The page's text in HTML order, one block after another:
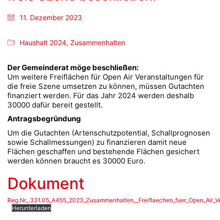
11. Dezember 2023
Haushalt 2024, Zusammenhalten
Der Gemeinderat möge beschließen:
Um weitere Freiflächen für Open Air Veranstaltungen für
die freie Szene umsetzen zu können, müssen Gutachten
finanziert werden. Für das Jahr 2024 werden deshalb
30000 dafür bereit gestellt.
Antragsbegründung
Um die Gutachten (Artenschutzpotential, Schallprognosen
sowie Schallmessungen) zu finanzieren damit neue
Flächen geschaffen und bestehende Flächen gesichert
werden können braucht es 30000 Euro.
Dokument
Herunterladen